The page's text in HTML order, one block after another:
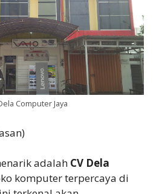
Computer Jaya
adalah CV Dela
komputer terpercaya di